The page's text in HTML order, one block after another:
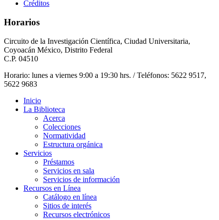
Créditos
Horarios
Circuito de la Investigación Científica, Ciudad Universitaria,
Coyoacán México, Distrito Federal
C.P. 04510
Horario: lunes a viernes 9:00 a 19:30 hrs. / Teléfonos: 5622 9517,
5622 9683
Inicio
La Biblioteca
Acerca
Colecciones
Normatividad
Estructura orgánica
Servicios
Préstamos
Servicios en sala
Servicios de información
Recursos en Línea
Catálogo en línea
Sitios de interés
Recursos electrónicos